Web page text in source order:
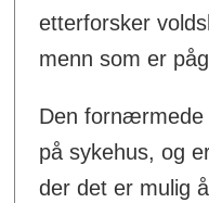
etterforsker
menn som er
Den fornærmede
på sykehus, og
der det er mulig